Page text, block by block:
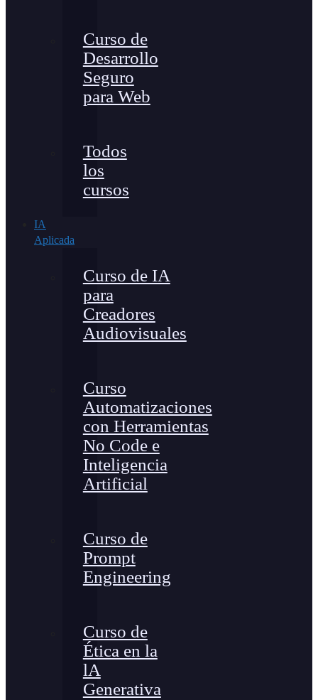
Curso de
Desarrollo
Seguro
para Web
Todos
los
cursos
IA
Aplicada
Curso de IA
para
Creadores
Audiovisuales
Curso
Automatizaciones
con Herramientas
No Code e
Inteligencia
Artificial
Curso de
Prompt
Engineering
Curso de
Ética en la
lA
Generativa